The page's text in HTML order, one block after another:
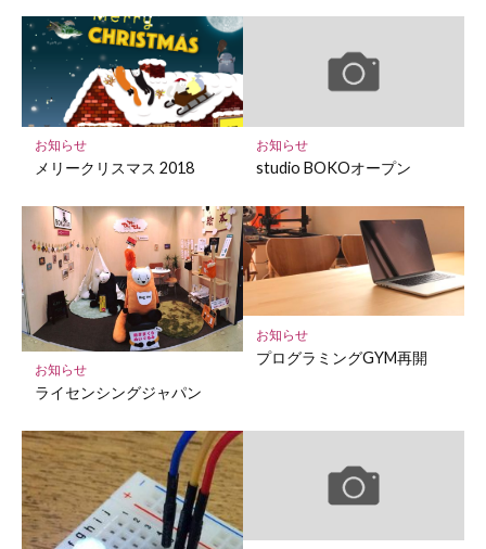
マ
ー
ク
に
保
存
お知らせ
メリークリスマス 2018
お知らせ
studio BOKOオープン
お知らせ
ライセンシングジャパン
お知らせ
プログラミングGYM再開